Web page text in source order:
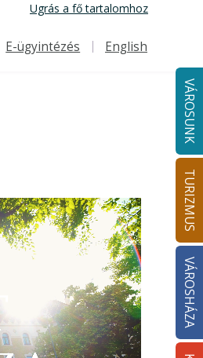
Ugrás a fő tartalomhoz
Felső navigáció
E-ügyintézés English
VÁROSUNK
TURIZMUS
VÁROSHÁZA